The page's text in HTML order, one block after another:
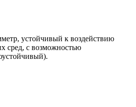
устойчивый к воздействию
сред, с возможностью